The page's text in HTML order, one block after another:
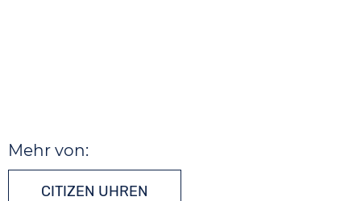
Mehr von:
CITIZEN UHREN